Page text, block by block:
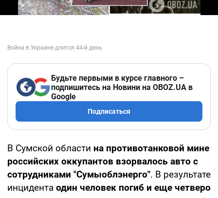
Будьте первыми в курсе главного –
подпишитесь на Новини на OBOZ.UA в
Google
Подписаться
В Сумской области на противотанковой мине
российских оккупантов взорвалось авто с
сотрудниками "Сумыоблэнерго". В результате
инцидента один человек погиб и еще четверо